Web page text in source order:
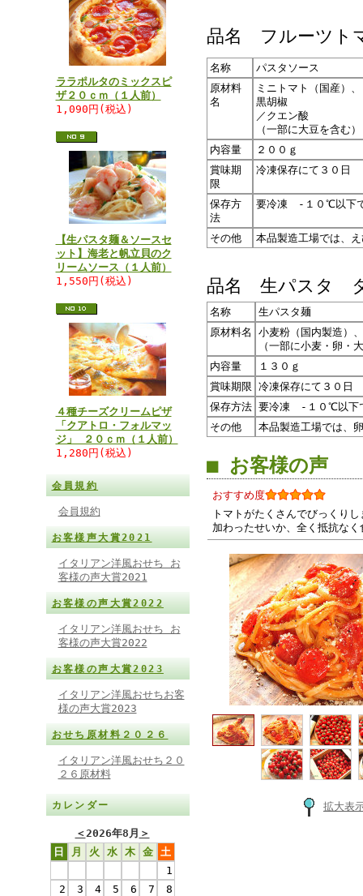
ララポルタのミックスピ
ザ２０ｃｍ（１人前）
1,090円(税込)
【生パスタ麺＆ソースセ
ット】海老と帆立貝のク
リームソース（１人前）
1,550円(税込)
４種チーズクリームピザ
「クアトロ・フォルマッ
ジ」 ２０ｃｍ（１人前）
1,280円(税込)
会員規約
会員規約
お客様声大賞2021
イタリアン洋風おせち お
客様の声大賞2021
お客様の声大賞2022
イタリアン洋風おせち お
客様の声大賞2022
お客様の声大賞2023
イタリアン洋風おせちお客
様の声大賞2023
おせち原材料２０２６
イタリアン洋風おせち２０
２６原材料
カレンダー
＜2026年8月 ＞
日
月 火 水 木 金 土
1
2
3 4 5 6 7
8
品名 フルーツト
名称
パスタソース
原材料
名
ミニトマト（国産）
黒胡椒
／クエン酸
（一部に大豆を含む）
内容量
２００ｇ
賞味期
限
冷凍保存にて３０日
保存方
法
要冷凍 -１０℃以下
その他 本品製造工場では、
品名 生パスタ
名称
生パスタ麺
原材料名
小麦粉（国内製造）
（一部に小麦・卵・
内容量
１３０ｇ
賞味期限 冷凍保存にて３０日
保存方法 要冷凍 -１０℃以下
その他
本品製造工場では、
■ お客様の声
おすすめ度
トマトがたくさんでびっくり
加わったせいか、全く抵抗な
拡大表